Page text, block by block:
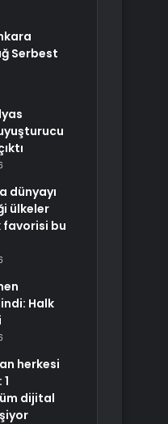
Serbest
dünyayı
ülkeler
favorisi bu
Halk
herkesi
dijital